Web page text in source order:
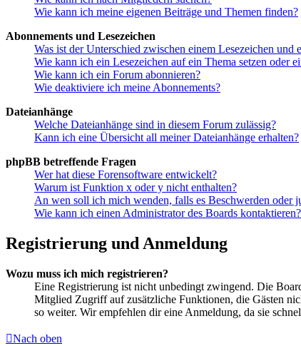
Wie kann ich meine eigenen Beiträge und Themen finden?
Abonnements und Lesezeichen
Was ist der Unterschied zwischen einem Lesezeichen
Wie kann ich ein Lesezeichen auf ein Thema setzen oder
Wie kann ich ein Forum abonnieren?
Wie deaktiviere ich meine Abonnements?
Dateianhänge
Welche Dateianhänge sind in diesem Forum zulässig?
Kann ich eine Übersicht all meiner Dateianhänge erhalten?
phpBB betreffende Fragen
Wer hat diese Forensoftware entwickelt?
Warum ist Funktion x oder y nicht enthalten?
An wen soll ich mich wenden, falls es Beschwerden oder
Wie kann ich einen Administrator des Boards kontaktieren?
Registrierung und Anmeldung
Wozu muss ich mich registrieren?
Eine Registrierung ist nicht unbedingt zwingend. Die
Mitglied Zugriff auf zusätzliche Funktionen, die Gästen
so weiter. Wir empfehlen dir eine Anmeldung, da sie
Nach oben